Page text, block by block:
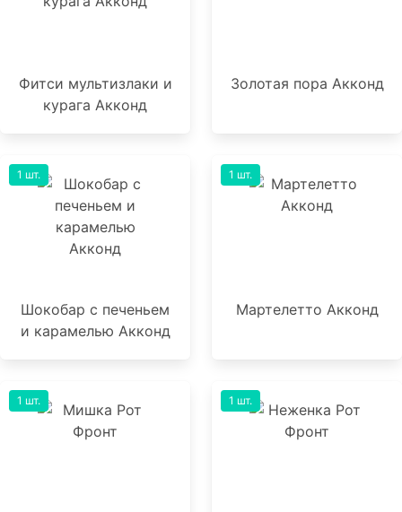
Фитси мультизлаки и
курага Акконд
Золотая пора Акконд
Шокобар с печеньем
и карамелью Акконд
1 шт.
Мартелетто Акконд
1 шт.
1 шт. 1 шт.